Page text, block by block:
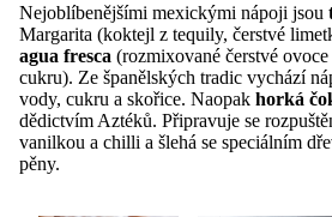
Nejoblíbenějšími mexickými nápoji jsou
Margarita (koktejl z tequily, čerstvé
agua fresca (rozmixované čerstvé
cukru). Ze španělských tradic vychází
vody, cukru a skořice. Naopak horká
dědictvím Aztéků. Připravuje se
vanilkou a chilli a šlehá se speciálním
pěny.